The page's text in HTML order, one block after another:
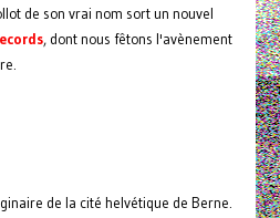
de son vrai nom sort un nouvel
, dont nous fêtons l'avènement
de la cité helvétique de Berne.